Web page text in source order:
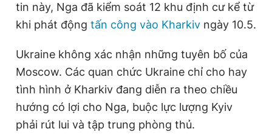
Đặt báo Quảng cáo RSS Tòa soạn Chính sách bảo
Tổng biên tập: Nguyễn Ngọc Toàn
Phó tổng biên tập: Lâm Hiếu Dũng
Tổng thư ký tòa soạn: Đức Trung
Giấy phép xuất bản số 110/GP - BTTTT cấp ngày 24.3.2020
© 2003-2026 Bản quyền thuộc về Báo Thanh Niên. Cấm sao
chép dưới mọi hình thức nếu không có sự chấp thuận bằng văn
bản. Phát triển bởi ePi Technologies, JSC.
tin này, Nga đã kiểm soát 12 khu định cư kể từ
khi phát động tấn công vào Kharkiv ngày 10.5.
Ukraine không xác nhận những tuyên bố của
Moscow. Các quan chức Ukraine chỉ cho hay
tình hình ở Kharkiv đang diễn ra theo chiều
hướng có lợi cho Nga, buộc lực lượng Kyiv
phải rút lui và tập trung phòng thủ.